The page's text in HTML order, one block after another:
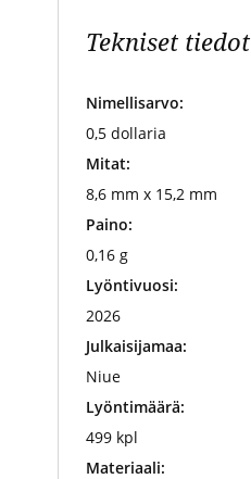
Tekniset tiedot
Nimellisarvo:
0,5 dollaria
Mitat:
8,6 mm x 15,2 mm
Paino:
0,16 g
Lyöntivuosi:
2026
Julkaisijamaa:
Niue
Lyöntimäärä:
499 kpl
Materiaali: